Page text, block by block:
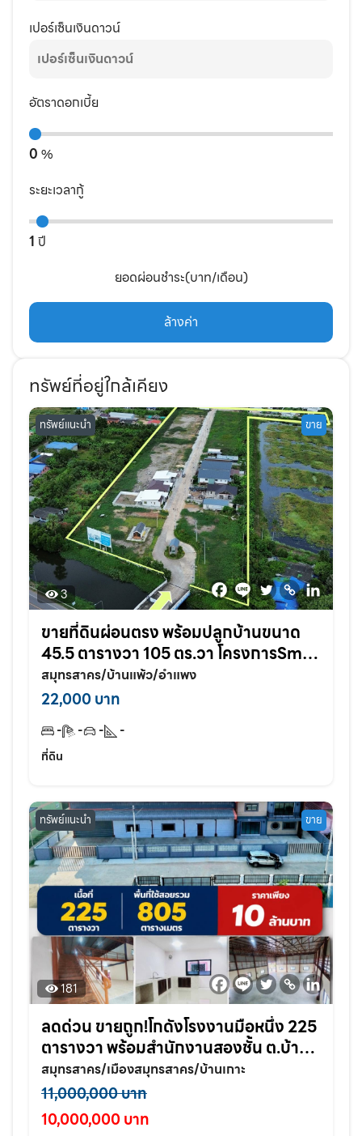
เปอร์เซ็นเงินดาวน์
อัตราดอกเบี้ย
0 %
ระยะเวลากู้
1 ปี
ยอดผ่อนชำระ(บาท/เดือน)
ล้างค่า
ทรัพย์ที่อยู่ใกล้เคียง
ทรัพย์แนะนำ ขาย
3
ขายที่ดินผ่อนตรง พร้อมปลูกบ้านขนาด
45.5 ตารางวา 105 ตร.วา โครงการSmile
land อำแพง สวนส้ม สมุทรสาคร
สมุทรสาคร/บ้านแพ้ว/อำแพง
22,000 บาท
- - -
-
ที่ดิน
ทรัพย์แนะนำ ขาย
181
ลดด่วน ขายถูก!โกดังโรงงานมือหนึ่ง 225
ตารางวา พร้อมสำนักงานสองชั้น ต.บ้าน
เกาะ อ.เมือง จ.สมุทรสาคร
สมุทรสาคร/เมืองสมุทรสาคร/บ้านเกาะ
11,000,000 บาท
10,000,000 บาท